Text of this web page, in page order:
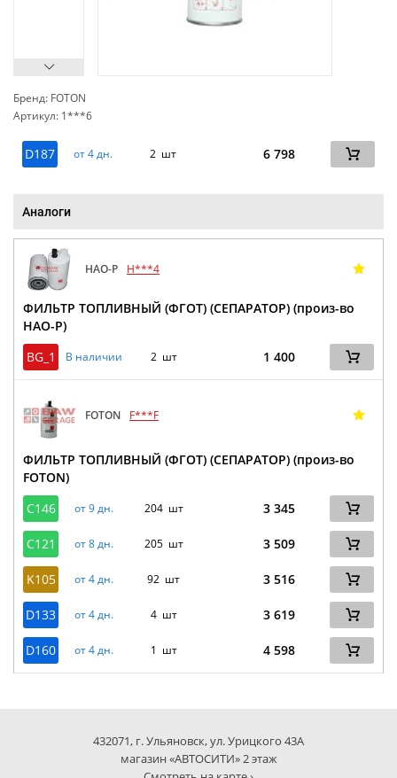
Бренд: FOTON
Артикул: 1***6
D187 от 4 дн. 2 шт 6 798
Аналоги
HAO-P H***4
ФИЛЬТР ТОПЛИВНЫЙ (ФГОТ) (СЕПАРАТОР) (произ-во
HAO-P)
BG_1
В наличии 2 шт 1 400
FOTON F***F
ФИЛЬТР ТОПЛИВНЫЙ (ФГОТ) (СЕПАРАТОР) (произ-во
FOTON)
C146
от 9 дн. 204 шт 3 345
C121 от 8 дн. 205 шт 3 509
K105 от 4 дн. 92 шт 3 516
D133 от 4 дн. 4 шт 3 619
D160 от 4 дн. 1 шт 4 598
432071, г. Ульяновск, ул. Урицкого 43А
магазин «АВТОСИТИ» 2 этаж